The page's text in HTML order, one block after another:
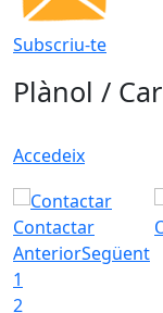
Subscriu-te
Plànol /
Accedeix
Contactar
AnteriorSegüent
1
2